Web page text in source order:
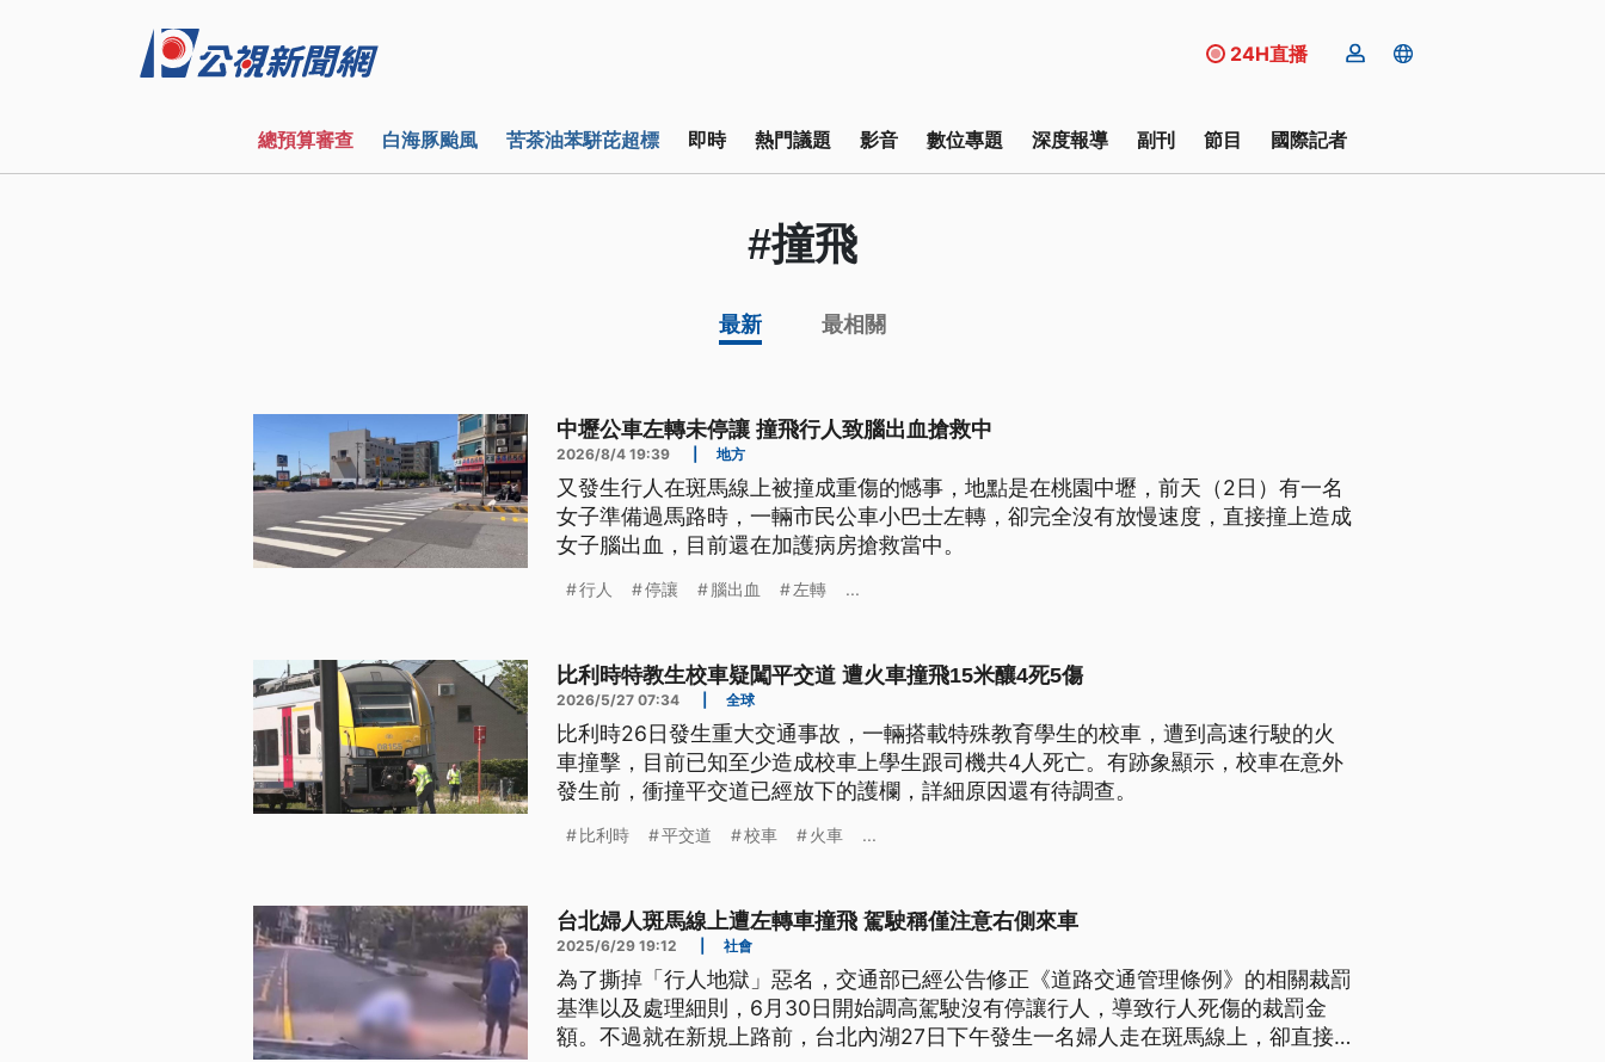
24H直播
總預算審查 白海豚颱風 苦茶油苯駢芘超標 即時 熱門議題 影音 數位專題 深度報導 副刊 節目 國際記者
#撞飛
最新 最相關
中壢公車左轉未停讓 撞飛行人致腦出血搶救中
2026/8/4 19:39 地方
又發生行人在斑馬線上被撞成重傷的憾事，地點是在桃園中壢，前天（2日）有一名
女子準備過馬路時，一輛市民公車小巴士左轉，卻完全沒有放慢速度，直接撞上造成
女子腦出血，目前還在加護病房搶救當中。
行人 停讓 腦出血 左轉 ...
比利時特教生校車疑闖平交道 遭火車撞飛15米釀4死5傷
2026/5/27 07:34 全球
比利時26日發生重大交通事故，一輛搭載特殊教育學生的校車，遭到高速行駛的火
車撞擊，目前已知至少造成校車上學生跟司機共4人死亡。有跡象顯示，校車在意外
發生前，衝撞平交道已經放下的護欄，詳細原因還有待調查。
比利時 平交道 校車 火車 ...
台北婦人斑馬線上遭左轉車撞飛 駕駛稱僅注意右側來車
2025/6/29 19:12 社會
為了撕掉「行人地獄」惡名，交通部已經公告修正《道路交通管理條例》的相關裁罰
基準以及處理細則，6月30日開始調高駕駛沒有停讓行人，導致行人死傷的裁罰金
額。不過就在新規上路前，台北內湖27日下午發生一名婦人走在斑馬線上，卻直接